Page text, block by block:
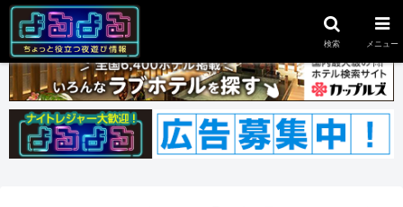
検索 メニュー